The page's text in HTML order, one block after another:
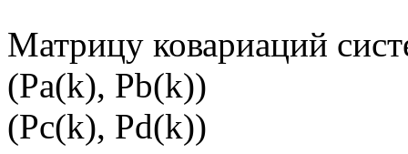
Матрицу ковариаций
(Pa(k), Pb(k))
(Pc(k), Pd(k))